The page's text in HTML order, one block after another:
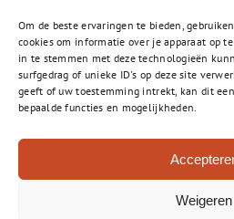
Om de beste ervaringen te bieden,
cookies om informatie over je apparaat op
in te stemmen met deze technologieën
surfgedrag of unieke ID's op deze site
geeft of uw toestemming intrekt, kan dit
bepaalde functies en mogelijkheden.
Weigeren
1401
035-